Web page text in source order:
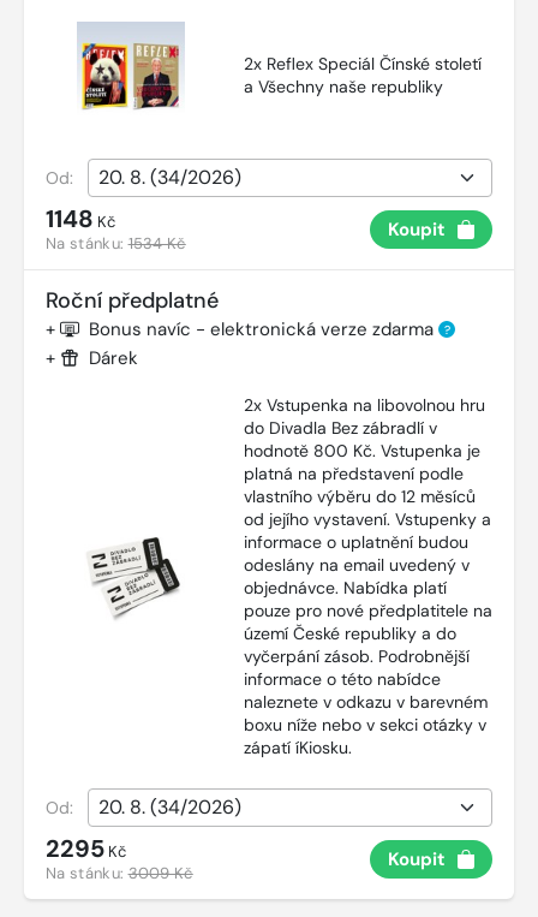
2x Reflex Speciál Čínské století
a Všechny naše republiky
Od:
1148 Kč
Na stánku:1534 Kč
Koupit
Roční předplatné
+ Bonus navíc - elektronická verze zdarma ?
+ Dárek
2x Vstupenka na libovolnou hru
do Divadla Bez zábradlí v
hodnotě 800 Kč. Vstupenka je
platná na představení podle
vlastního výběru do 12 měsíců
od jejího vystavení. Vstupenky a
informace o uplatnění budou
odeslány na email uvedený v
objednávce. Nabídka platí
pouze pro nové předplatitele na
území České republiky a do
vyčerpání zásob. Podrobnější
informace o této nabídce
naleznete v odkazu v barevném
boxu níže nebo v sekci otázky v
zápatí íKiosku.
Od:
2295 Kč
Na stánku:3009 Kč
Koupit